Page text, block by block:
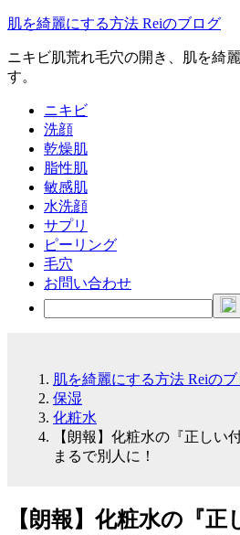
肌を綺麗にする方法 Reiのブログ
ニキビ肌荒れ毛穴の開き、肌を綺
す。
ニキビ
洗顔
乾燥肌
脂性肌
敏感肌
水洗顔
サプリ
ピーリング
毛穴
お問い合わせ
肌を綺麗にする方法 Reiの
保湿
化粧水
【朗報】化粧水の『正しい
まるで別人に！
【朗報】化粧水の『